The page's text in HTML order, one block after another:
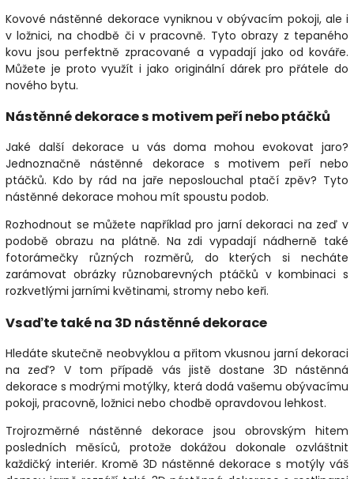
Kovové nástěnné dekorace vyniknou v obývacím pokoji, ale i
v ložnici, na chodbě či v pracovně. Tyto obrazy z tepaného
kovu jsou perfektně zpracované a vypadají jako od kováře.
Můžete je proto využít i jako originální dárek pro přátele do
nového bytu.
Nástěnné dekorace s motivem peří nebo ptáčků
Jaké další dekorace u vás doma mohou evokovat jaro?
Jednoznačně nástěnné dekorace s motivem peří nebo
ptáčků. Kdo by rád na jaře neposlouchal ptačí zpěv? Tyto
nástěnné dekorace mohou mít spoustu podob.
Rozhodnout se můžete například pro jarní dekoraci na zeď v
podobě obrazu na plátně. Na zdi vypadají nádherně také
fotorámečky různých rozměrů, do kterých si necháte
zarámovat obrázky různobarevných ptáčků v kombinaci s
rozkvetlými jarními květinami, stromy nebo keři.
Vsaďte také na 3D nástěnné dekorace
Hledáte skutečně neobvyklou a přitom vkusnou jarní dekoraci
na zeď? V tom případě vás jistě dostane 3D nástěnná
dekorace s modrými motýlky, která dodá vašemu obývacímu
pokoji, pracovně, ložnici nebo chodbě opravdovou lehkost.
Trojrozměrné nástěnné dekorace jsou obrovským hitem
posledních měsíců, protože dokážou dokonale ozvláštnit
každičký interiér. Kromě 3D nástěnné dekorace s motýly váš